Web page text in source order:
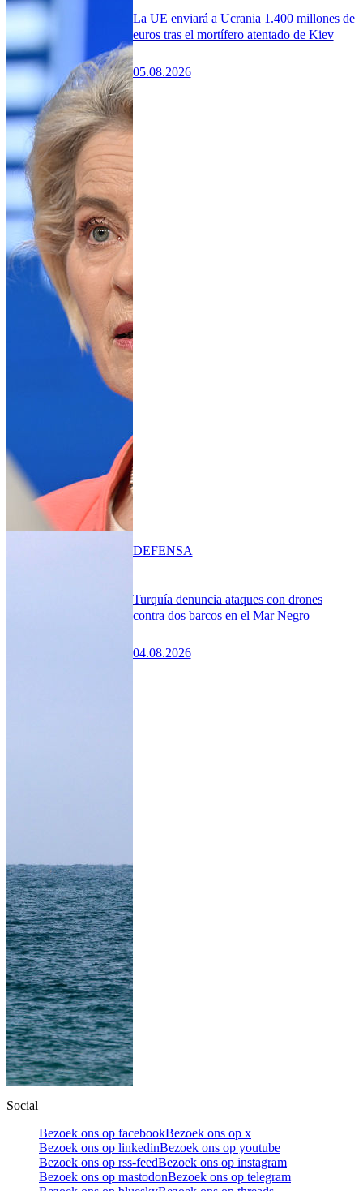
La UE enviará a Ucrania 1.400 millones de
euros tras el mortífero atentado de Kiev
05.08.2026
Turquía denuncia ataques con drones
contra dos barcos en el Mar Negro
04.08.2026
DEFENSA
Social
Bezoek ons op facebookBezoek ons op x
Bezoek ons op linkedinBezoek ons op youtube
Bezoek ons op rss-feedBezoek ons op instagram
Bezoek ons op mastodonBezoek ons op telegram